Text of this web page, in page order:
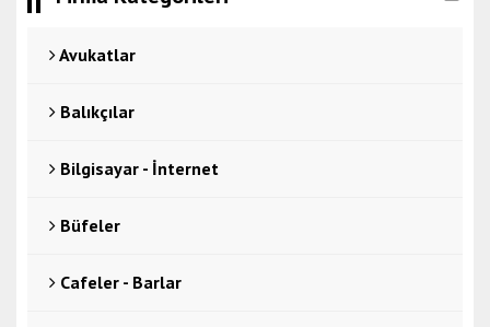
Avukatlar
Balıkçılar
Bilgisayar - İnternet
Büfeler
Cafeler - Barlar